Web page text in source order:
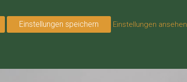
Einstellungen speichern Einstellungen ansehen